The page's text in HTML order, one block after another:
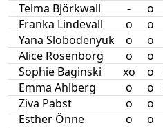
Telma Björkwall
- o
Franka Lindevall
o o
Yana Slobodenyuk
o o
Alice Rosenborg
o o
Sophie Baginski
xo o
Emma Ahlberg
o o
Ziva Pabst
o o
Esther Önne
o o